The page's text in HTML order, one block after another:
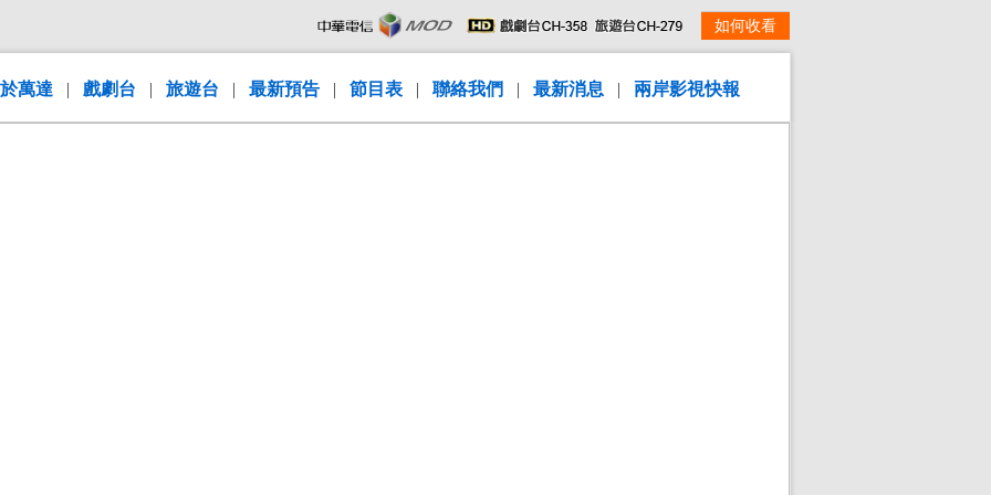
如何收看
萬達 | 戲劇台 | 旅遊台 | 最新預告 | 節目表 | 聯絡我們 | 最新消息 | 兩岸影視快報